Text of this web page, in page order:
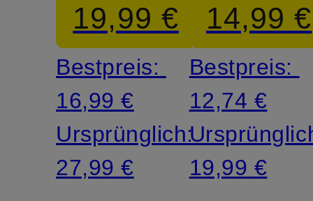
19,99 €
Bestpreis:
16,99 €
Ursprünglich:
27,99 €
14,99 €
Bestpreis:
12,74 €
19,99 €